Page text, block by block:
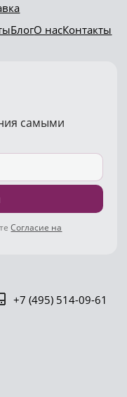
БлогО насКонтакты
самыми
Согласие на
+7 (495) 514-09-61